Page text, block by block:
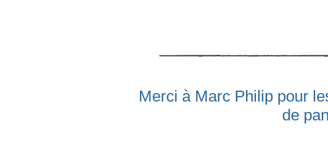
Merci à Marc Philip pour
de